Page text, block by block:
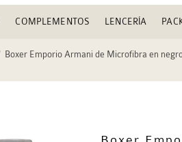
COMPLEMENTOS LENCERÍA
Boxer Emporio Armani de Microfibra en